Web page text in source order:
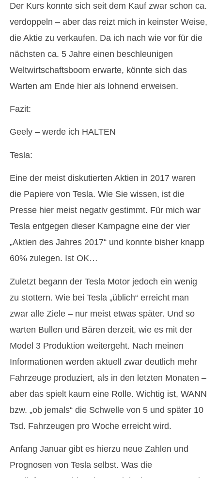
Der Kurs konnte sich seit dem Kauf zwar schon ca.
verdoppeln – aber das reizt mich in keinster Weise,
die Aktie zu verkaufen. Da ich nach wie vor für die
nächsten ca. 5 Jahre einen beschleunigen
Weltwirtschaftsboom erwarte, könnte sich das
Warten am Ende hier als lohnend erweisen.
Fazit:
Geely – werde ich HALTEN
Tesla:
Eine der meist diskutierten Aktien in 2017 waren
die Papiere von Tesla. Wie Sie wissen, ist die
Presse hier meist negativ gestimmt. Für mich war
Tesla entgegen dieser Kampagne eine der vier
„Aktien des Jahres 2017“ und konnte bisher knapp
60% zulegen. Ist OK…
Zuletzt begann der Tesla Motor jedoch ein wenig
zu stottern. Wie bei Tesla „üblich“ erreicht man
zwar alle Ziele – nur meist etwas später. Und so
warten Bullen und Bären derzeit, wie es mit der
Model 3 Produktion weitergeht. Nach meinen
Informationen werden aktuell zwar deutlich mehr
Fahrzeuge produziert, als in den letzten Monaten –
aber das spielt kaum eine Rolle. Wichtig ist, WANN
bzw. „ob jemals“ die Schwelle von 5 und später 10
Tsd. Fahrzeugen pro Woche erreicht wird.
Anfang Januar gibt es hierzu neue Zahlen und
Prognosen von Tesla selbst. Was die